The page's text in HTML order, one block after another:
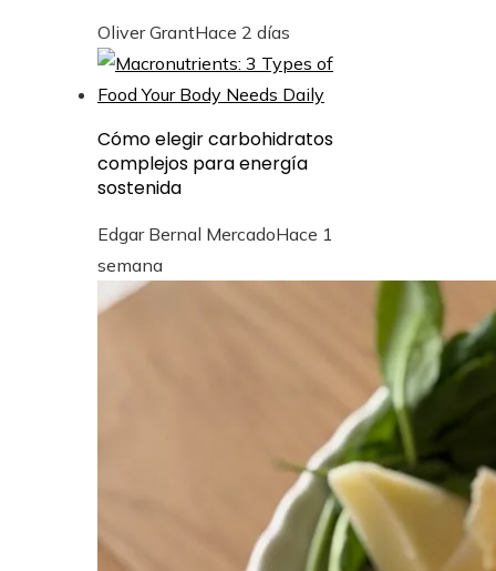
Oliver GrantHace 2 días
Cómo elegir carbohidratos
complejos para energía
sostenida
Edgar Bernal MercadoHace 1
semana